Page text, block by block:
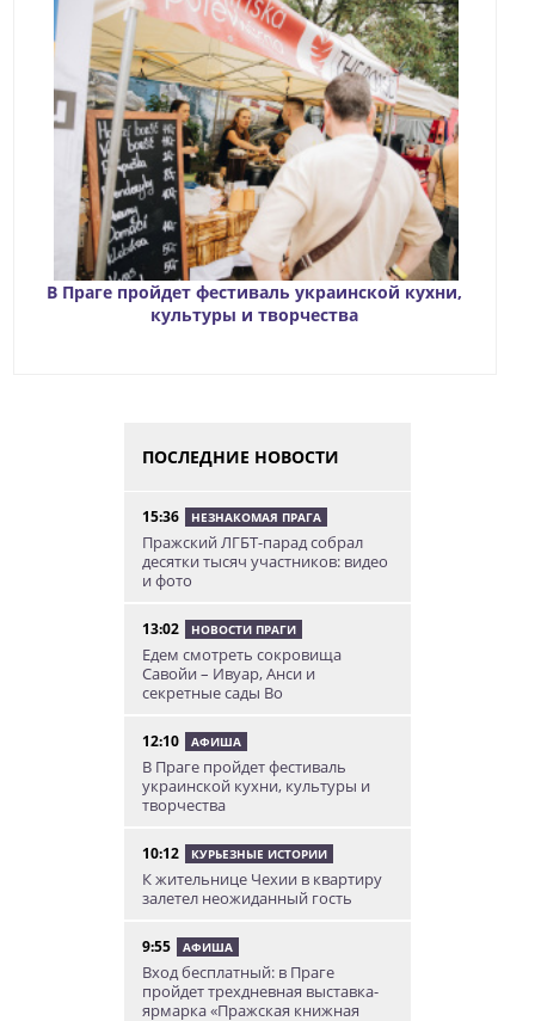
В Праге пройдет фестиваль украинской кухни,
культуры и творчества
ПОСЛЕДНИЕ НОВОСТИ
15:36 НЕЗНАКОМАЯ ПРАГА
Пражский ЛГБТ-парад собрал
десятки тысяч участников: видео
и фото
13:02 НОВОСТИ ПРАГИ
Едем смотреть сокровища
Савойи – Ивуар, Анси и
секретные сады Во
12:10 АФИША
В Праге пройдет фестиваль
украинской кухни, культуры и
творчества
10:12 КУРЬЕЗНЫЕ ИСТОРИИ
К жительнице Чехии в квартиру
залетел неожиданный гость
9:55 АФИША
Вход бесплатный: в Праге
пройдет трехдневная выставка-
ярмарка «Пражская книжная